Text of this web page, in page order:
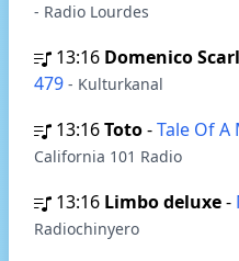
- Radio Lourdes
13:16 Domenico
479 - Kulturkanal
13:16Toto-Tale Of A
California 101 Radio
13:16 Limbo deluxe-
Radiochinyero